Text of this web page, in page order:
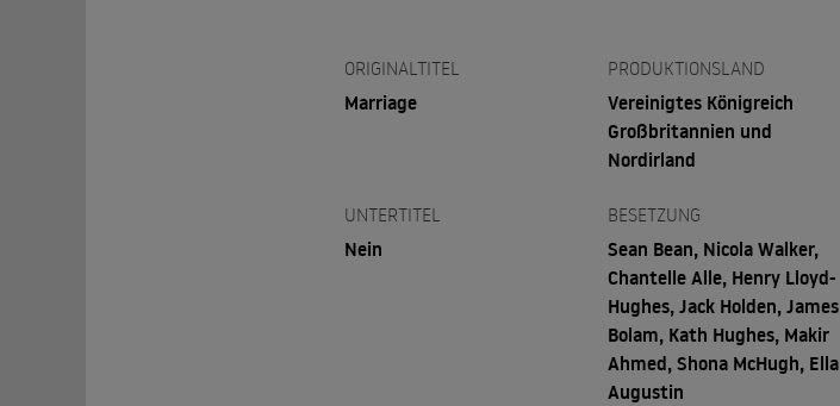
ORIGINALTITEL
Marriage
PRODUKTIONSLAND
Vereinigtes Königreich
Großbritannien und
Nordirland
UNTERTITEL
Nein
BESETZUNG
Sean Bean, Nicola Walker,
Chantelle Alle, Henry Lloyd-
Hughes, Jack Holden, James
Bolam, Kath Hughes, Makir
Ahmed, Shona McHugh, Ella
Augustin